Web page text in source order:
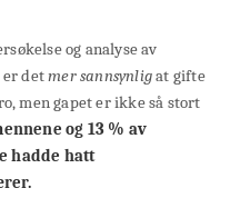
og analyse av
er detmer sannsynligat gifte
men gapet er ikke så stort
og 13 % av
hadde hatt